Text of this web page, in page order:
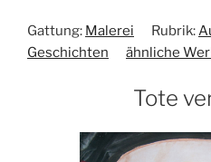
Gattung: Malerei Rubrik:
Geschichten
ähnliche
Tote